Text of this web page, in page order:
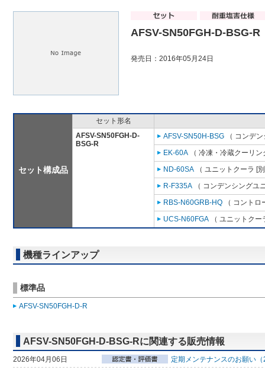
AFSV-SN50FGH-D-BSG-R
発売日：2016年05月24日
セット構成品
セット形名
AFSV-SN50FGH-D-
BSG-R
AFSV-SN50H-BSG （ コンデ
EK-60A （ 冷凍・冷蔵クーリ
ND-60SA （ ユニットクーラ [
R-F335A （ コンデンシングユ
RBS-N60GRB-HQ （ コント
UCS-N60FGA （ ユニットク
機種ラインアップ
標準品
AFSV-SN50FGH-D-R
AFSV-SN50FGH-D-BSG-Rに関連する販売情報
2026年04月06日
定期メンテナンスのお願い